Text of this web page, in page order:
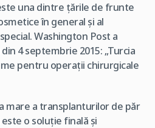
una dintre țările de frunte
în general și al
Washington Post a
4 septembrie 2015: „Turcia
pentru operații chirurgicale
mare a transplanturilor de păr
o soluție finală și